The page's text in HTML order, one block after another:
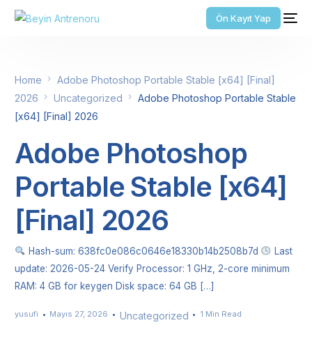
Ön Kayıt Yap
Home
Adobe Photoshop Portable Stable [x64] [Final]
2026
Uncategorized
Adobe Photoshop Portable Stable
[x64] [Final] 2026
Adobe Photoshop
Portable Stable [x64]
[Final] 2026
Hash-sum: 638fc0e086c0646e18330b14b2508b7d
Last
update: 2026-05-24 Verify Processor: 1 GHz, 2-core minimum
RAM: 4 GB for keygen Disk space: 64 GB […]
yusufi Mayıs 27, 2026 Uncategorized 1 Min Read